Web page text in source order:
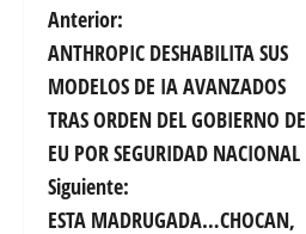
N
a
v
e
Anterior:
ANTHROPIC DESHABILITA SUS
MODELOS DE IA AVANZADOS
TRAS ORDEN DEL GOBIERNO DE
EU POR SEGURIDAD NACIONAL
Siguiente:
ESTA MADRUGADA…CHOCAN,